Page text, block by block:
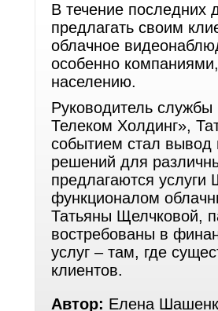
В течение последних
предлагать своим
облачное
особенно
населению.
Руководитель
Телеком Холдинг»,
событием стал вывод
решений для
предлагаются
функционалом
Татьяны Щелчковой,
востребованы в
услуг – там, где
клиентов.
Автор: Елена